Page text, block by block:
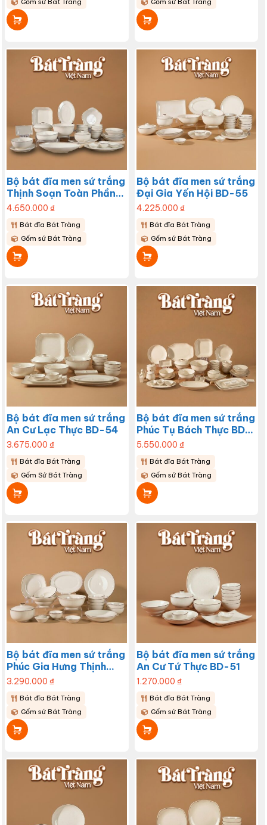
Gốm sứ Bát Tràng
Gốm sứ Bát Tràng
Bộ bát đĩa men sứ trắng
Thịnh Soạn Toàn Phần
BD-56
4.650.000 ₫
Bát đĩa Bát Tràng
Gốm sứ Bát Tràng
Bộ bát đĩa men sứ trắng
Đại Gia Yến Hội BD-55
4.225.000 ₫
Bát đĩa Bát Tràng
Gốm sứ Bát Tràng
Bộ bát đĩa men sứ trắng
An Cư Lạc Thực BD-54
3.675.000 ₫
Bát đĩa Bát Tràng
Gốm Sứ Bát Tràng
Bộ bát đĩa men sứ trắng
Phúc Tụ Bách Thực BD-
53
5.550.000 ₫
Bát đĩa Bát Tràng
Gốm sứ Bát Tràng
Bộ bát đĩa men sứ trắng
Phúc Gia Hưng Thịnh
BD-52
3.290.000 ₫
Bát đĩa Bát Tràng
Gốm sứ Bát Tràng
Bộ bát đĩa men sứ trắng
An Cư Tứ Thực BD-51
1.270.000 ₫
Bát đĩa Bát Tràng
Gốm sứ Bát Tràng